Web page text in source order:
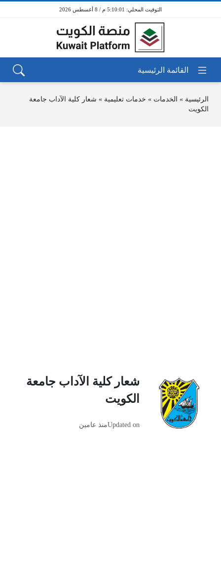
5:10:01 م / 8 أغسطس 2026
الرئيسية » الخدمات » خدمات تعليمية » شعار كلية الآداب جامعة
الكويت
شعار كلية الآداب جامعة
الكويت
Updated onمنذ عامين